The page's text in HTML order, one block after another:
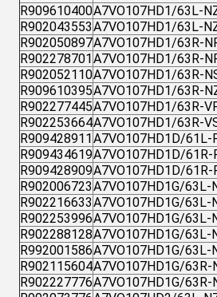
R909610400A7VO107HD1/63L-
R902043553A7VO107HD1/63L-
R902050897A7VO107HD1/63R-
R902278701A7VO107HD1/63R-
R902052110A7VO107HD1/63R-
R909610395A7VO107HD1/63R-
R902277445A7VO107HD1/63R-
R902253664A7VO107HD1/63R-
R909428911A7VO107HD1D/61L-
R909434619A7VO107HD1D/61R-
R909428909A7VO107HD1D/61R-
R902006723A7VO107HD1G/63L-
R902216633A7VO107HD1G/63L-
R902253996A7VO107HD1G/63L-
R902288128A7VO107HD1G/63L-
R992001586A7VO107HD1G/63L-
R902115604A7VO107HD1G/63R-
R902227776A7VO107HD1G/63R-